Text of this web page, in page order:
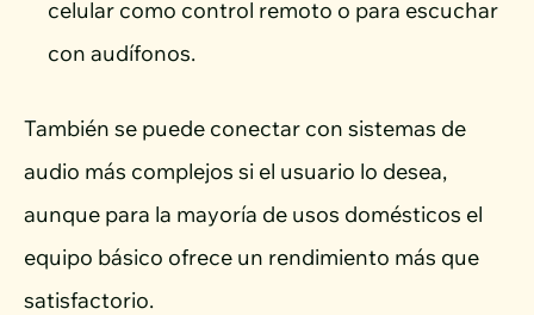
celular como control remoto o para escuchar
con audífonos.
También se puede conectar con sistemas de
audio más complejos si el usuario lo desea,
aunque para la mayoría de usos domésticos el
equipo básico ofrece un rendimiento más que
satisfactorio.